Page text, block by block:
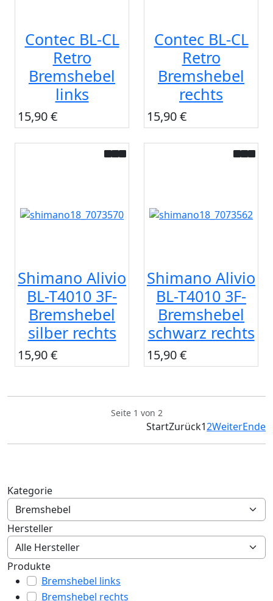
Contec BL-CL
Retro
Bremshebel
links
15,90 €
Contec BL-CL
Retro
Bremshebel
rechts
15,90 €
Shimano Alivio
BL-T4010 3F-
Bremshebel
silber rechts
15,90 €
Shimano Alivio
BL-T4010 3F-
Bremshebel
schwarz rechts
15,90 €
Seite 1 von 2
StartZurück12WeiterEnde
Kategorie
Hersteller
Produkte
Bremshebel links
Bremshebel rechts